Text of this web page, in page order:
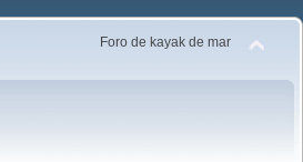
Foro de kayak de mar